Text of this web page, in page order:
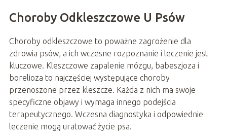
Choroby Odkleszczowe U Psów
Choroby odkleszczowe to poważne zagrożenie dla
zdrowia psów, a ich wczesne rozpoznanie i leczenie jest
kluczowe. Kleszczowe zapalenie mózgu, babeszjoza i
borelioza to najczęściej występujące choroby
przenoszone przez kleszcze. Każda z nich ma swoje
specyficzne objawy i wymaga innego podejścia
terapeutycznego. Wczesna diagnostyka i odpowiednie
leczenie mogą uratować życie psa.